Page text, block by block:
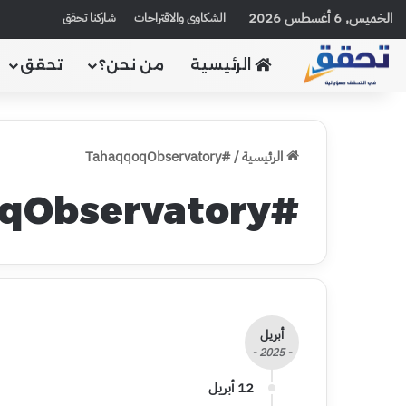
الخميس, 6 أغسطس 2026 الشكاوى والاقتراحات شاركنا تحقق
الرئيسية من نحن؟ تحقق
الرئيسية/
#TahaqqoqObservatory
#TahaqqoqObservatory
أبريل
- 2025 -
12 أبريل